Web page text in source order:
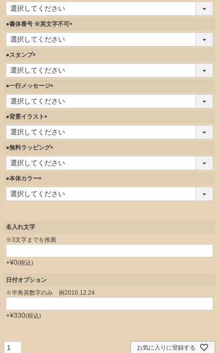
(
必
須
●書体番号 ※英文字不可
(
●スタンプ
(
必
須
●一行メッセージ
(
必
●背景イラスト
(
必
須
●無料ラッピング
(
必
●本体カラー
(
必
名入れ文字
※3文字までを推薦
+¥0 税込
日付オプション
※半角英数字のみ 例2016.12.24
+¥330 税込
お気に入りに登録する